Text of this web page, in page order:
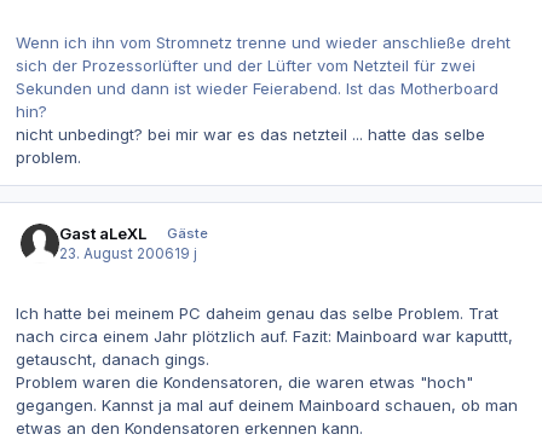
Wenn ich ihn vom Stromnetz trenne und wieder anschließe dreht
sich der Prozessorlüfter und der Lüfter vom Netzteil für zwei
Sekunden und dann ist wieder Feierabend. Ist das Motherboard
hin?
nicht unbedingt? bei mir war es das netzteil ... hatte das selbe
problem.
Gast aLeXL
Gäste
23. August 200619 j
Ich hatte bei meinem PC daheim genau das selbe Problem. Trat
nach circa einem Jahr plötzlich auf. Fazit: Mainboard war kaputtt,
getauscht, danach gings.
Problem waren die Kondensatoren, die waren etwas "hoch"
gegangen. Kannst ja mal auf deinem Mainboard schauen, ob man
etwas an den Kondensatoren erkennen kann.